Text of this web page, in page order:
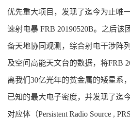
优先重大项目，发现了迄今为止唯
速射电暴 FRB 20190520B。之后该
备天地协同观测，综合射电干涉阵
及空间高能天文台的数据，将FRB
离我们30亿光年的贫金属的矮星系
已知的最大电子密度，并发现了迄
对应体（Persistent Radio Source ,